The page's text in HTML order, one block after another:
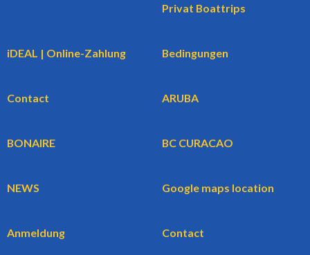
Privat Boattrips
iDEAL | Online-Zahlung Bedingungen
Contact ARUBA
BONAIRE BC CURACAO
NEWS Google maps location
Anmeldung Contact